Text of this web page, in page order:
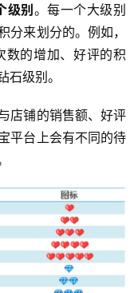
级别。每一个大级别
分来划分的。例如，
数的增加、好评的积
级别。
店铺的销售额、好评
平台上会有不同的待